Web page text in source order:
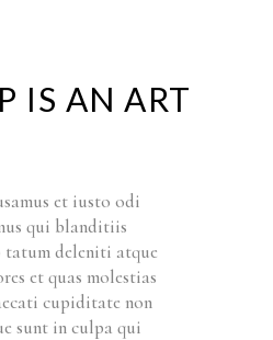
IS AN ART
et iusto odi
qui blanditiis
tatum deleniti atque
et quas molestias
cupiditate non
sunt in culpa qui